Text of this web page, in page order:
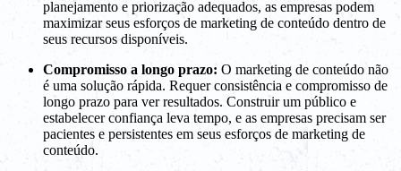
planejamento e priorização adequados, as empresas podem
maximizar seus esforços de marketing de conteúdo dentro de
seus recursos disponíveis.
Compromisso a longo prazo: O marketing de conteúdo não
é uma solução rápida. Requer consistência e compromisso de
longo prazo para ver resultados. Construir um público e
estabelecer confiança leva tempo, e as empresas precisam ser
pacientes e persistentes em seus esforços de marketing de
conteúdo.